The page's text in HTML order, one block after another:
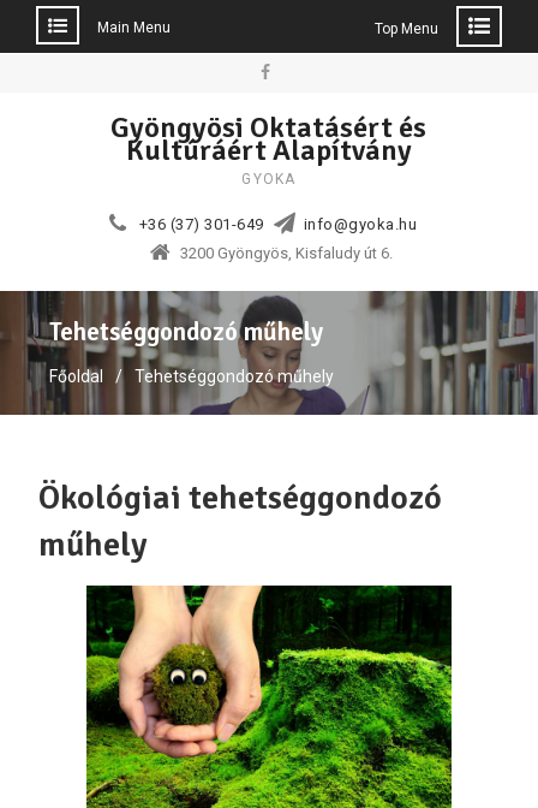
Main Menu Top Menu
Gyöngyösi Oktatásért és
Kultúráért Alapítvány
GYOKA
+36 (37) 301-649
info@gyoka.hu
3200 Gyöngyös, Kisfaludy út 6.
Tehetséggondozó műhely
Főoldal Tehetséggondozó műhely
Ökológiai tehetséggondozó
műhely